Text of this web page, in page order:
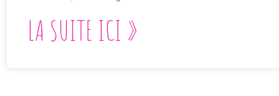
LA SUITE ICI »